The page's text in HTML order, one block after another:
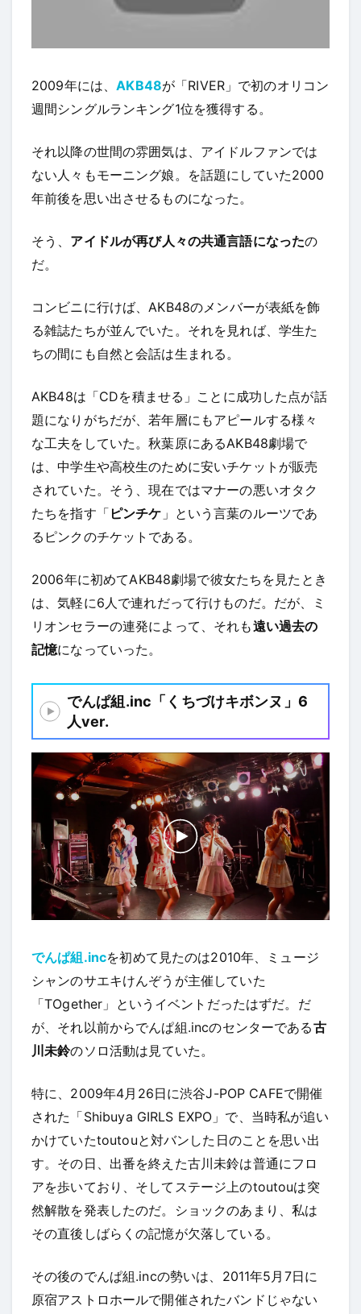
2009年には、AKB48が「RIVER」で初のオリコン
週間シングルランキング1位を獲得する。
それ以降の世間の雰囲気は、アイドルファンでは
ない人々もモーニング娘。を話題にしていた2000
年前後を思い出させるものになった。
そう、 アイドルが再び人々の共通言語になったの
だ。
コンビニに行けば、AKB48のメンバーが表紙を飾
る雑誌たちが並んでいた。それを見れば、学生た
ちの間にも自然と会話は生まれる。
AKB48は「CDを積ませる」ことに成功した点が話
題になりがちだが、若年層にもアピールする様々
な工夫をしていた。秋葉原にあるAKB48劇場で
は、中学生や高校生のために安いチケットが販売
されていた。そう、現在ではマナーの悪いオタク
たちを指す「 ピンチケ 」という言葉のルーツであ
るピンクのチケットである。
2006年に初めてAKB48劇場で彼女たちを見たとき
は、気軽に6人で連れだって行けものだ。だが、ミ
リオンセラーの連発によって、それも遠い過去の
記憶になっていった。
でんぱ組.inc「くちづけキボンヌ」6
人ver.
でんぱ組.incを初めて見たのは2010年、ミュージ
シャンのサエキけんぞうが主催していた
「TOgether」というイベントだったはずだ。だ
が、それ以前からでんぱ組.incのセンターである古
川未鈴のソロ活動は見ていた。
特に、2009年4月26日に渋谷J-POP CAFEで開催
された「Shibuya GIRLS EXPO」で、当時私が追い
かけていたtoutouと対バンした日のことを思い出
す。その日、出番を終えた古川未鈴は普通にフロ
アを歩いており、そしてステージ上のtoutouは突
然解散を発表したのだ。ショックのあまり、私は
その直後しばらくの記憶が欠落している。
その後のでんぱ組.incの勢いは、2011年5月7日に
原宿アストロホールで開催されたバンドじゃない